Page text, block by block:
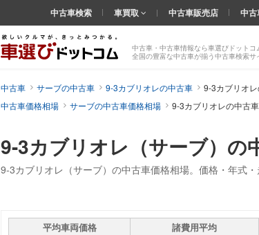
9-3カブリオレ（サーブ）の
9-3カブリオレ（サーブ）の中古車価格相場。価格・年式
中古車・中古車情報なら車選びドットコ
全国の豊富な中古車が揃う中古車検索サ
中古車検索 車買取 中古車販売店 中古
中古車 サーブの中古車 9-3カブリオレの中古車
9-3カブリオ
中古車価格相場
サーブの中古車価格相場 9-3カブリオレの中古
平均車両価格 諸費用平均